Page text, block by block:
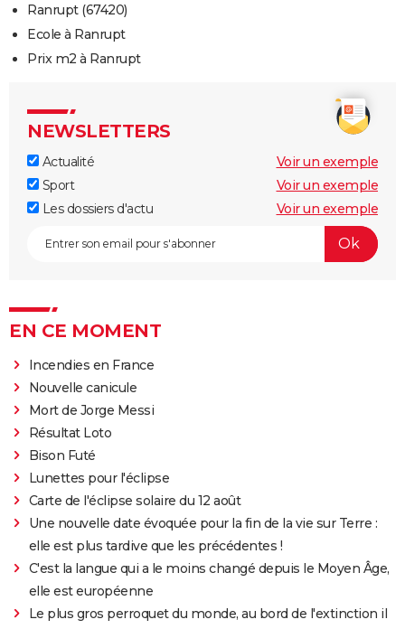
Ranrupt (67420)
Ecole à Ranrupt
Prix m2 à Ranrupt
NEWSLETTERS
Actualité
Voir un exemple
Sport
Voir un exemple
Les dossiers d'actu
Voir un exemple
EN CE MOMENT
Incendies en France
Nouvelle canicule
Mort de Jorge Messi
Résultat Loto
Bison Futé
Lunettes pour l'éclipse
Carte de l'éclipse solaire du 12 août
Une nouvelle date évoquée pour la fin de la vie sur Terre :
elle est plus tardive que les précédentes !
C'est la langue qui a le moins changé depuis le Moyen Âge,
elle est européenne
Le plus gros perroquet du monde, au bord de l'extinction il